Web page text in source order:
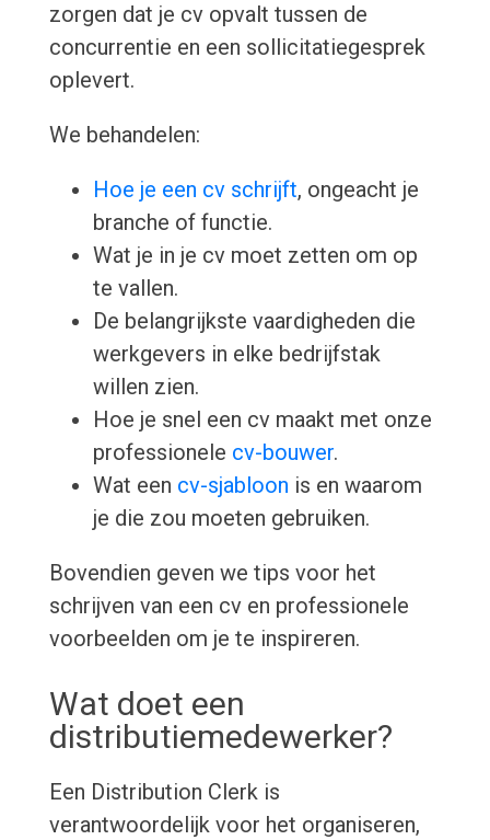
zorgen dat je cv opvalt tussen de
concurrentie en een sollicitatiegesprek
oplevert.
We behandelen:
Hoe je een cv schrijft, ongeacht je
branche of functie.
Wat je in je cv moet zetten om op
te vallen.
De belangrijkste vaardigheden die
werkgevers in elke bedrijfstak
willen zien.
Hoe je snel een cv maakt met onze
professionele cv-bouwer.
Wat een cv-sjabloon is en waarom
je die zou moeten gebruiken.
Bovendien geven we tips voor het
schrijven van een cv en professionele
voorbeelden om je te inspireren.
Wat doet een
distributiemedewerker?
Een Distribution Clerk is
verantwoordelijk voor het organiseren,